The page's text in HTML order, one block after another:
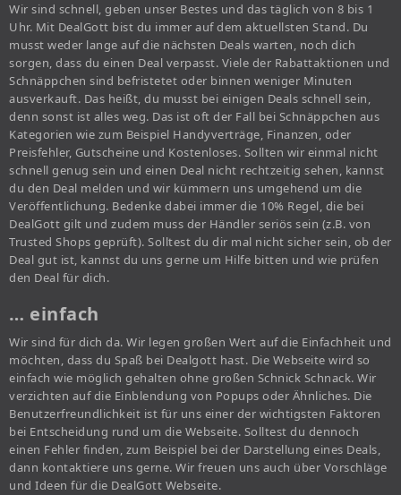
Wir sind schnell, geben unser Bestes und das täglich von 8 bis 1
Uhr. Mit DealGott bist du immer auf dem aktuellsten Stand. Du
musst weder lange auf die nächsten Deals warten, noch dich
sorgen, dass du einen Deal verpasst. Viele der Rabattaktionen und
Schnäppchen sind befristetet oder binnen weniger Minuten
ausverkauft. Das heißt, du musst bei einigen Deals schnell sein,
denn sonst ist alles weg. Das ist oft der Fall bei Schnäppchen aus
Kategorien wie zum Beispiel Handyverträge, Finanzen, oder
Preisfehler, Gutscheine und Kostenloses. Sollten wir einmal nicht
schnell genug sein und einen Deal nicht rechtzeitig sehen, kannst
du den Deal melden und wir kümmern uns umgehend um die
Veröffentlichung. Bedenke dabei immer die 10% Regel, die bei
DealGott gilt und zudem muss der Händler seriös sein (z.B. von
Trusted Shops geprüft). Solltest du dir mal nicht sicher sein, ob der
Deal gut ist, kannst du uns gerne um Hilfe bitten und wie prüfen
den Deal für dich.
… einfach
Wir sind für dich da. Wir legen großen Wert auf die Einfachheit und
möchten, dass du Spaß bei Dealgott hast. Die Webseite wird so
einfach wie möglich gehalten ohne großen Schnick Schnack. Wir
verzichten auf die Einblendung von Popups oder Ähnliches. Die
Benutzerfreundlichkeit ist für uns einer der wichtigsten Faktoren
bei Entscheidung rund um die Webseite. Solltest du dennoch
einen Fehler finden, zum Beispiel bei der Darstellung eines Deals,
dann kontaktiere uns gerne. Wir freuen uns auch über Vorschläge
und Ideen für die DealGott Webseite.